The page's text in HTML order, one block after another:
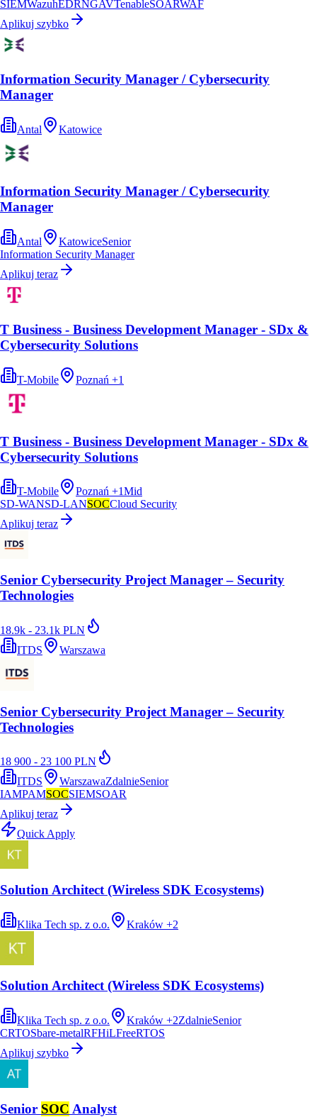
SIEMWazuhEDRNGAVTenableSOARWAF
Aplikuj szybko
Information Security Manager / Cybersecurity
Manager
Antal Katowice
Information Security Manager / Cybersecurity
Manager
Antal KatowiceSenior
Information Security Manager
Aplikuj teraz
T Business - Business Development Manager - SDx &
Cybersecurity Solutions
T-Mobile Poznań +1
T Business - Business Development Manager - SDx &
Cybersecurity Solutions
T-Mobile Poznań +1Mid
SD-WANSD-LANSOCCloud Security
Aplikuj teraz
Senior Cybersecurity Project Manager – Security
Technologies
18.9k - 23.1k PLN
ITDS
Warszawa
Senior Cybersecurity Project Manager – Security
Technologies
18 900 - 23 100 PLN
ITDS
WarszawaZdalnieSenior
IAMPAMSOCSIEMSOAR
Aplikuj teraz
Quick Apply
Solution Architect (Wireless SDK Ecosystems)
Klika Tech sp. z o.o. Kraków +2
Solution Architect (Wireless SDK Ecosystems)
Klika Tech sp. z o.o. Kraków +2ZdalnieSenior
CRTOSbare-metalRFHiLFreeRTOS
Aplikuj szybko
Senior SOC Analyst